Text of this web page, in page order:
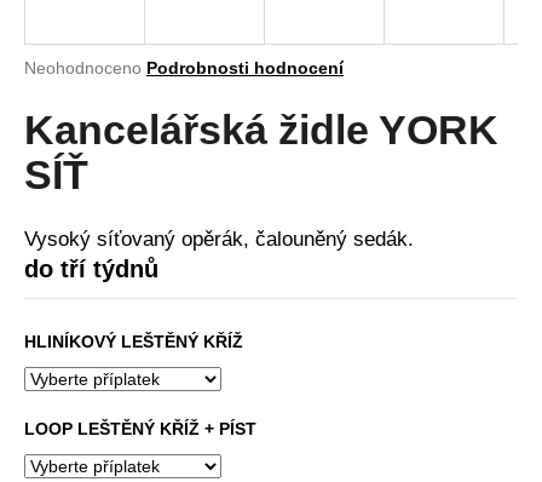
Průměrné
produktu
je
0,0
z
hvězdiček.
Neohodnoceno Podrobnosti hodnocení
Kancelářská židle YORK
SÍŤ
Vysoký síťovaný opěrák, čalouněný sedák.
do tří týdnů
HLINÍKOVÝ LEŠTĚNÝ KŘÍŽ
LOOP LEŠTĚNÝ KŘÍŽ + PÍST
j
t
?
D
p
o